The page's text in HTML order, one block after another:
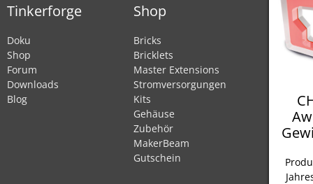
Tinkerforge
Doku
Shop
Forum
Downloads
Blog
Shop
Bricks
Bricklets
Master Extensions
Stromversorgungen
Kits
Gehäuse
Zubehör
MakerBeam
Gutschein